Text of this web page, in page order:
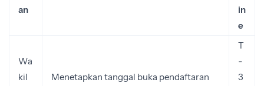
an
in
e
Wa
kil
Menetapkan tanggal buka pendaftaran
T
-
3